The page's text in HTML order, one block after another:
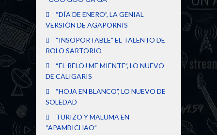
“DÍA DE ENERO”, LA GENIAL
VERSIÓN DE AGAPORNIS
“INSOPORTABLE” EL TALENTO DE
ROLO SARTORIO
“EL RELOJ ME MIENTE”, LO NUEVO
DE CALIGARIS
“HOJA EN BLANCO”, LO NUEVO DE
SOLEDAD
TURIZO Y MALUMA EN
“APAMBICHAO”